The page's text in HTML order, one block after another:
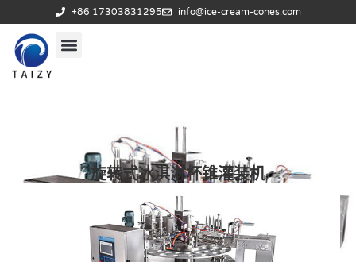
+86 17303831295 info@ice-cream-cones.com
旋转式冰淇淋杯锥灌装机